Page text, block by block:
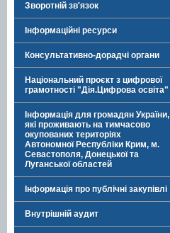
Зворотній зв'язок
Інформаційні ресурси
Консультативно-дорадчі органи
Національний проєкт з цифрової
грамотності "Дія.Цифрова освіта"
Інформація для громадян України,
які проживають на тимчасово
окупованих територіях
Автономної Республіки Крим, м.
Севастополя, Донецької та
Луганської областей
Інформація про публічні закупівлі
Внутрішній аудит